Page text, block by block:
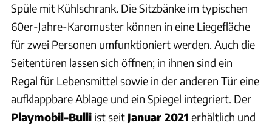
Spüle mit Kühlschrank. Die Sitzbänke im typischen
60er-Jahre-Karomuster können in eine Liegefläche
für zwei Personen umfunktioniert werden. Auch die
Seitentüren lassen sich öffnen; in ihnen sind ein
Regal für Lebensmittel sowie in der anderen Tür eine
aufklappbare Ablage und ein Spiegel integriert. Der
Playmobil-Bulli ist seit Januar 2021 erhältlich und